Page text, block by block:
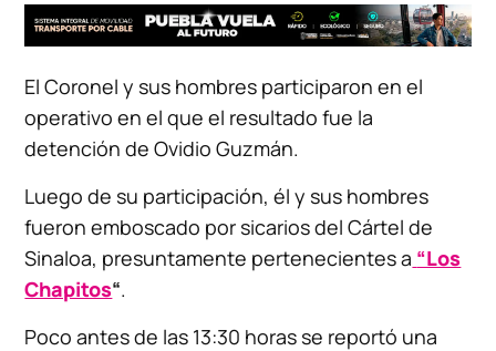
El Coronel y sus hombres participaron en el
operativo en el que el resultado fue la
detención de Ovidio Guzmán.
Luego de su participación, él y sus hombres
fueron emboscado por sicarios del Cártel de
Sinaloa, presuntamente pertenecientes a “Los
Chapitos“.
Poco antes de las 13:30 horas se reportó una